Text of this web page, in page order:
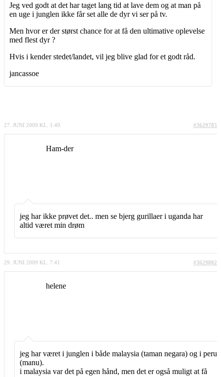
Jeg ved godt at det har taget lang tid at lave dem og at man på
en uge i junglen ikke får set alle de dyr vi ser på tv.
Men hvor er der størst chance for at få den ultimative oplevelse
med flest dyr ?
Hvis i kender stedet/landet, vil jeg blive glad for et godt råd.
jancassoe
27. JUNI 2009 KL. 1:49 #3629785
Ham-der
jeg har ikke prøvet det.. men se bjerg gurillaer i uganda har
altid været min drøm
29. JUNI 2009 KL. 7:41 #3629802
helene
jeg har været i junglen i både malaysia (taman negara) og i peru
(manu).
i malaysia var det på egen hånd, men det er også muligt at få